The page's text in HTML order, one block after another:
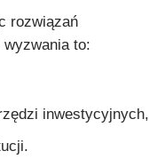
rozwiązań
to:
inwestycyjnych,